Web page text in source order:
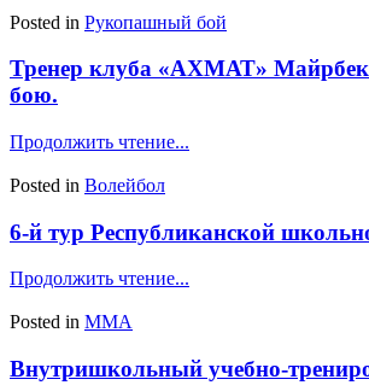
Posted in Рукопашный бой
Тренер клуба «АХМАТ» Майрбек
бою.
Продолжить чтение...
Posted in Волейбол
6-й тур Республиканской
Продолжить чтение...
Posted in ММА
Внутришкольный учебно-